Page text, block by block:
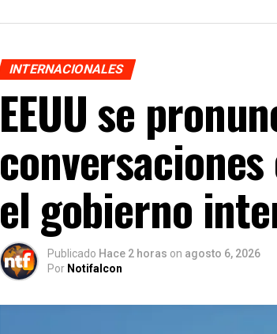
INTERNACIONALES
EEUU se
el gobierno
Publicado Hace 2 horas on agosto 6, 2026
Por Notifalcon